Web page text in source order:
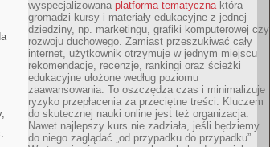
wyspecjalizowana platforma tematycznaktóra
gromadzi kursy i materiały edukacyjne z jednej
dziedziny, np. marketingu, grafiki komputerowej czy
rozwoju duchowego. Zamiast przeszukiwać cały
internet, użytkownik otrzymuje w jednym miejscu
rekomendacje, recenzje, rankingi oraz ścieżki
edukacyjne ułożone według poziomu
zaawansowania. To oszczędza czas i minimalizuje
ryzyko przepłacenia za przeciętne treści. Kluczem
do skutecznej nauki online jest też organizacja.
Nawet najlepszy kurs nie zadziała, jeśli będziemy
do niego zaglądać „od przypadku do przypadku”.